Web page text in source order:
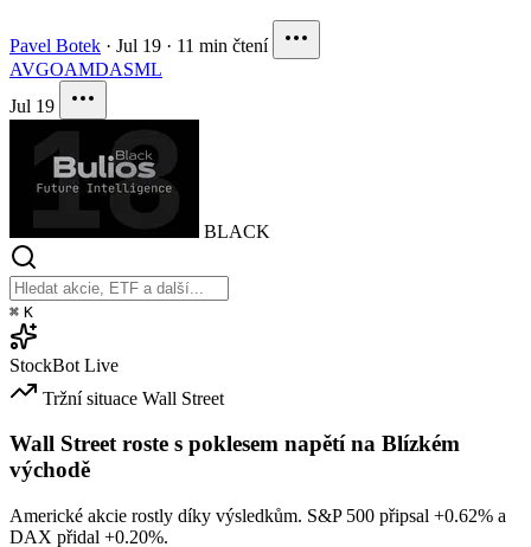
Pavel Botek · Jul 19 · 11 min čtení
AVGOAMDASML
Jul 19
BLACK
⌘ K
StockBot Live
Tržní situace Wall Street
Wall Street roste s poklesem napětí na Blízkém
východě
Americké akcie rostly díky výsledkům. S&P 500 připsal +0.62% a
DAX přidal +0.20%.